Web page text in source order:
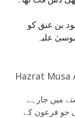
عود بن عنق کو
علیہ
Hazrat Musa
میں جارہے
جو فرعون کے